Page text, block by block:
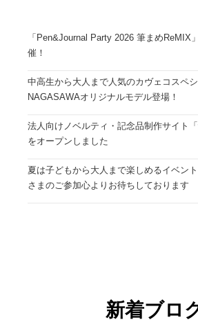
「Pen&Journal Party 2026 筆まめReMIX
催！
中高生から大人まで人気のカヴェコスペ
NAGASAWAオリジナルモデル登場！
法人向けノベルティ・記念品制作サイト
をオープンしました
夏は子どもから大人まで楽しめるイベン
さまのご参加心よりお待ちしております
新着ブロ